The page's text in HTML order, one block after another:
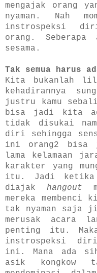
mengajak orang
nyaman. Nah
instrospeksi
orang.
sesama.
Tak semua harus
Kita bukanlah
kehadirannya
justru kamu
bisa jadi kita
tidak disukai
diri sehingga
ini orang2 bisa
lama kelamaan
karakter yang
itu. Jadi
diajak hangout
mereka membenci
tak nyaman saja
merusak acara
penting itu.
instrospeksi
ini. Mana ada
asik kongkow